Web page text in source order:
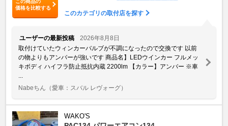
価格を比較する
このカテゴリの取付店を探す
ユーザーの最新投稿
2026年8月8日
取付けていたウィンカーバルブが不調になったので交換です 以前
の物よりもアンバーが強いです 商品名】LEDウインカー フルメッ
キボディ ハイフラ防止抵抗内蔵 2200lm 【カラー】アンバー ※車
Nabeちん （愛車：スバル レヴォーグ）
WAKO'S